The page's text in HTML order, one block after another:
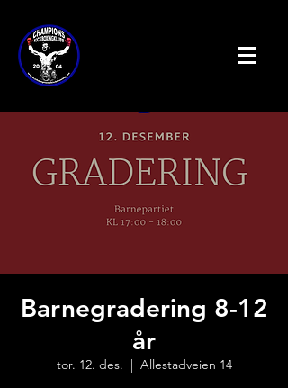
Barnegradering 8-12
år
tor. 12. des.
  |
Allestadveien 14